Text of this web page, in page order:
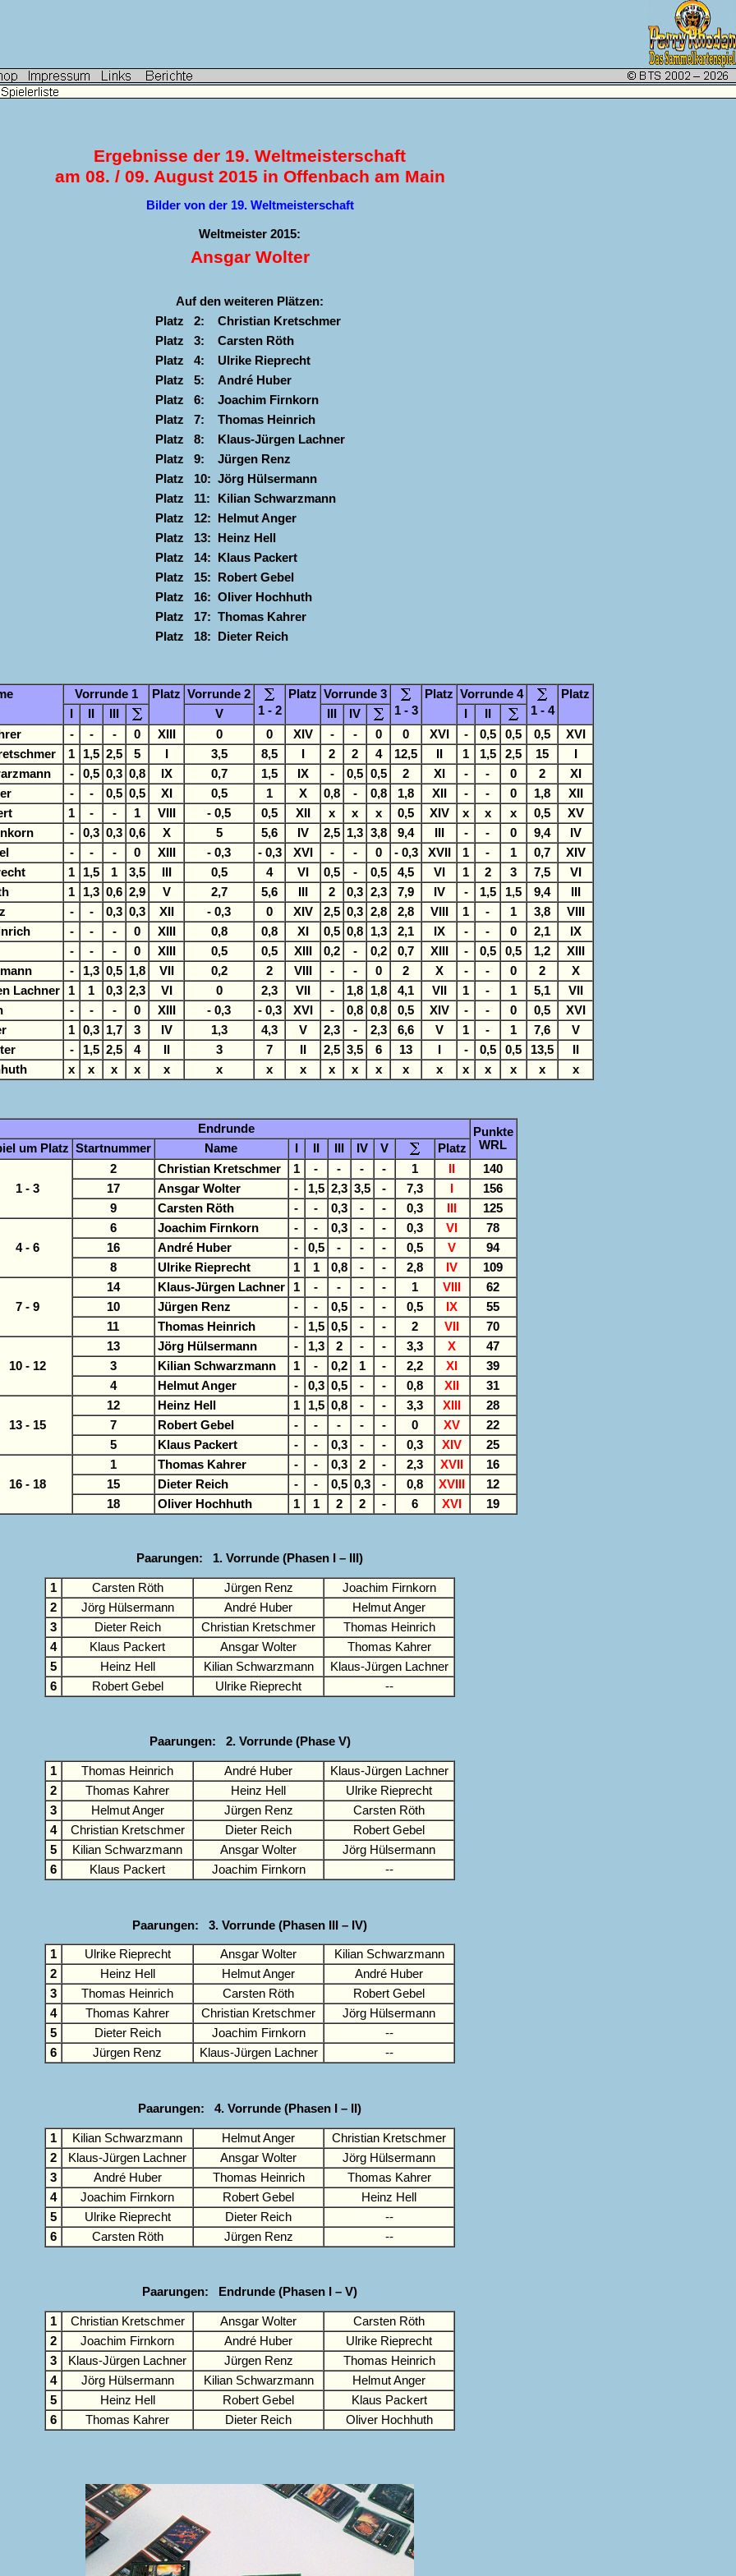
Ergebnisse der 19. Weltmeisterschaft
am 08. / 09. August 2015 in Offenbach am Main
Bilder von der 19. Weltmeisterschaft
Weltmeister 2015:
Ansgar Wolter
Auf den weiteren Plätzen:
Platz 2:
Christian Kretschmer
Platz 3:
Carsten Röth
Platz 4:
Ulrike Rieprecht
Platz 5:
André Huber
Platz 6:
Joachim Firnkorn
Platz 7:
Thomas Heinrich
Platz 8:
Klaus-Jürgen Lachner
Platz 9:
Jürgen Renz
Platz 10: Jörg Hülsermann
Platz 11:
Kilian Schwarzmann
Platz 12:
Helmut Anger
Platz 13:
Heinz Hell
Platz 14:
Klaus Packert
Platz 15:
Robert Gebel
Platz 16: Oliver Hochhuth
Platz 17: Thomas Kahrer
Platz 18:
Dieter Reich
Vorrunde 1 Platz Vorrunde 2
1 - 2
Platz Vorrunde 3
1 - 3
Platz Vorrunde 4
1 - 4
Platz
V IV
- - - 0 XIII 0 0 XIV - - 0 0 XVI - 0,5 0,5 0,5
XVI
1 1,5 2,5 5 3,5 8,5 2 2 4 12,5 1 1,5 2,5 15
- 0,5 0,3 0,8 IX 0,7 1,5 IX - 0,5 0,5 2 XI - - 0 2
XI
- - 0,5 0,5 XI 0,5 1 X 0,8 - 0,8 1,8 XII - - 0 1,8
XII
1 - - 1 VIII - 0,5 0,5 XII x x x 0,5 XIV x x x 0,5
XV
- 0,3 0,3 0,6 X 5 5,6 IV 2,5 1,3 3,8 9,4 - - 0 9,4
IV
- - - 0 XIII - 0,3 - 0,3 XVI - - 0 - 0,3 XVII 1 - 1 0,7
XIV
1 1,5 1 3,5 0,5 4 VI 0,5 - 0,5 4,5 VI 1 2 3 7,5
VI
1 1,3 0,6 2,9 V 2,7 5,6 2 0,3 2,3 7,9 IV - 1,5 1,5 9,4
- - 0,3 0,3 XII - 0,3 0 XIV 2,5 0,3 2,8 2,8 VIII 1 - 1 3,8
VIII
- - - 0 XIII 0,8 0,8 XI 0,5 0,8 1,3 2,1 IX - - 0 2,1
IX
-
- - 0 XIII 0,5 0,5 XIII 0,2 - 0,2 0,7 XIII - 0,5 0,5 1,2
XIII
- 1,3 0,5 1,8 VII 0,2 2 VIII - - 0 2 X - - 0 2
X
Lachner
1 1 0,3 2,3 VI 0 2,3 VII - 1,8 1,8 4,1 VII 1 - 1 5,1
VII
- - - 0 XIII - 0,3 - 0,3 XVI - 0,8 0,8 0,5 XIV - - 0 0,5
XVI
1 0,3 1,7 3 IV 1,3 4,3 V 2,3 - 2,3 6,6 V 1 - 1 7,6
V
- 1,5 2,5 4 3 7 2,5 3,5 6 13 - 0,5 0,5 13,5
x x x x x x x x x x x x x x x x x x
Endrunde
Punkte
WRL
um Platz Startnummer Name I II III IV V Platz
1 - 3
2 Christian Kretschmer 1 - - - - 1 II
140
17
Ansgar Wolter - 1,5 2,3 3,5 - 7,3 I
156
9
Carsten Röth - - 0,3 - - 0,3 III 125
4 - 6
6 Joachim Firnkorn - - 0,3 - - 0,3 VI
78
16
André Huber - 0,5 - - - 0,5 V
94
8
Ulrike Rieprecht 1 1 0,8 - - 2,8 IV 109
7 - 9
14 Klaus-Jürgen Lachner 1 - - - - 1 VIII
62
10
Jürgen Renz - - 0,5 - - 0,5 IX
55
11
Thomas Heinrich - 1,5 0,5 - - 2 VII 70
10 - 12
13 Jörg Hülsermann - 1,3 2 - - 3,3 X
47
3
Kilian Schwarzmann 1 - 0,2 1 - 2,2 XI
39
4
Helmut Anger - 0,3 0,5 - - 0,8 XII 31
13 - 15
12 Heinz Hell 1 1,5 0,8 - - 3,3 XIII
28
7
Robert Gebel - - - - - 0 XV
22
5
Klaus Packert - - 0,3 - - 0,3 XIV 25
16 - 18
1 Thomas Kahrer - - 0,3 2 - 2,3 XVII
16
15
Dieter Reich - - 0,5 0,3 - 0,8 XVIII
12
18
Oliver Hochhuth 1 1 2 2 - 6 XVI 19
Paarungen: 1. Vorrunde (Phasen I – III)
1 Carsten Röth Jürgen Renz
Joachim Firnkorn
2
Jörg Hülsermann André Huber
Helmut Anger
3
Dieter Reich Christian Kretschmer
Thomas Heinrich
4
Klaus Packert Ansgar Wolter
Thomas Kahrer
5
Heinz Hell Kilian Schwarzmann
Klaus-Jürgen Lachner
6
Robert Gebel Ulrike Rieprecht --
Paarungen: 2. Vorrunde (Phase V)
1 Thomas Heinrich André Huber
Klaus-Jürgen Lachner
2
Thomas Kahrer Heinz Hell
Ulrike Rieprecht
3
Helmut Anger Jürgen Renz
Carsten Röth
4
Christian Kretschmer Dieter Reich
Robert Gebel
5
Kilian Schwarzmann Ansgar Wolter
Jörg Hülsermann
6
Klaus Packert Joachim Firnkorn --
Paarungen: 3. Vorrunde (Phasen III – IV)
1 Ulrike Rieprecht Ansgar Wolter
Kilian Schwarzmann
2
Heinz Hell Helmut Anger
André Huber
3
Thomas Heinrich Carsten Röth
Robert Gebel
4
Thomas Kahrer Christian Kretschmer
Jörg Hülsermann
5
Dieter Reich Joachim Firnkorn
--
6
Jürgen Renz Klaus-Jürgen Lachner --
Paarungen: 4. Vorrunde (Phasen I – II)
1 Kilian Schwarzmann Helmut Anger
Christian Kretschmer
2
Klaus-Jürgen Lachner Ansgar Wolter
Jörg Hülsermann
3
André Huber Thomas Heinrich
Thomas Kahrer
4
Joachim Firnkorn Robert Gebel
Heinz Hell
5
Ulrike Rieprecht Dieter Reich
--
6
Carsten Röth Jürgen Renz --
Paarungen: Endrunde (Phasen I – V)
1 Christian Kretschmer Ansgar Wolter
Carsten Röth
2
Joachim Firnkorn André Huber
Ulrike Rieprecht
3
Klaus-Jürgen Lachner Jürgen Renz
Thomas Heinrich
4
Jörg Hülsermann Kilian Schwarzmann
Helmut Anger
5
Heinz Hell Robert Gebel
Klaus Packert
6
Thomas Kahrer Dieter Reich Oliver Hochhuth